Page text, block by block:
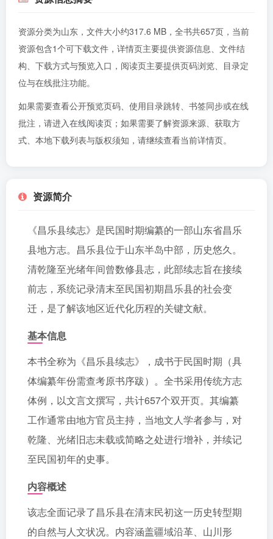
资源分类为山东，文件大小约317.6 MB，全书共657页，当前
资源包含1个可下载文件，详情页主要提供资源信息、文件结
构、下载方式与预览入口，阅读页主要提供页码浏览、目录定
位与在线批注功能。
如果需要查看公开预览页码、使用目录跳转、书签同步或在线
批注，请进入在线阅读页 ；如果需要了解资源来源、获取方
式、本地下载列表与版权须知，请继续查看当前详情页。
资源简介
《昌乐县续志》是民国时期编纂的一部山东省昌乐
县地方志。昌乐县位于山东半岛中部，历史悠久。
清乾隆至光绪年间曾数修县志，此部续志旨在接续
前志，系统记录清末至民国初期昌乐县的社会变
迁，是了解该地区近代化历程的关键文献。
基本信息
本书全称为《昌乐县续志》，成书于民国时期（具
体编纂年份需查考原书序跋）。全书采用传统方志
体例，以文言文撰写，共计657个双开页。其编纂
工作通常由地方官员主持，当地文人学者参与，对
乾隆、光绪旧志未载或简略之处进行增补，并续记
至民国初年的史事。
内容概述
该志全面记录了昌乐县在清末民初这一历史转型期
的自然与人文状况。内容涵盖疆域沿革、山川形